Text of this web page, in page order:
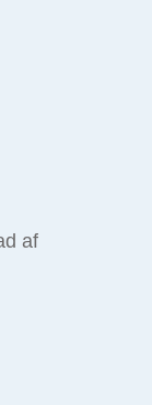
af